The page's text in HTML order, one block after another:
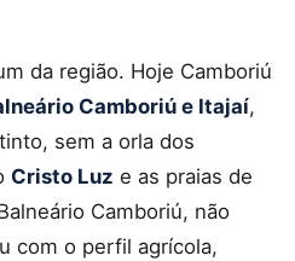
da região. Hoje Camboriú
Camboriú e Itajaí,
sem a orla dos
Cristo Luz e as praias de
Camboriú, não
com o perfil agrícola,